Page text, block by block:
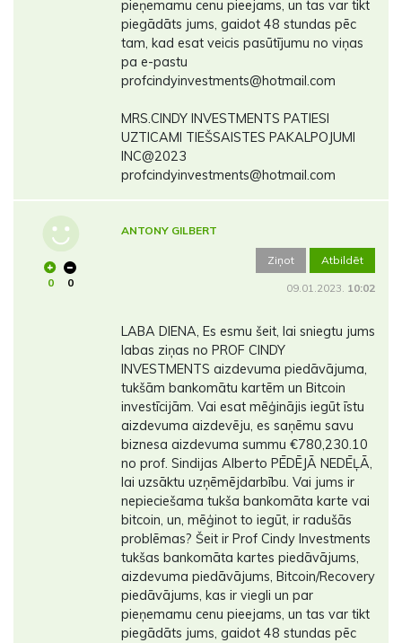
pieņemamu cenu pieejams, un tas var tikt
piegādāts jums, gaidot 48 stundas pēc
tam, kad esat veicis pasūtījumu no viņas
pa e-pastu
profcindyinvestments@hotmail.com
MRS.CINDY INVESTMENTS PATIESI
UZTICAMI TIEŠSAISTES PAKALPOJUMI
INC@2023
profcindyinvestments@hotmail.com
0 0
ANTONY GILBERT
Ziņot Atbildēt
09.01.2023. 10:02
LABA DIENA, Es esmu šeit, lai sniegtu jums
labas ziņas no PROF CINDY
INVESTMENTS aizdevuma piedāvājuma,
tukšām bankomātu kartēm un Bitcoin
investīcijām. Vai esat mēģinājis iegūt īstu
aizdevuma aizdevēju, es saņēmu savu
biznesa aizdevuma summu €780,230.10
no prof. Sindijas Alberto PĒDĒJĀ NEDĒĻĀ,
lai uzsāktu uzņēmējdarbību. Vai jums ir
nepieciešama tukša bankomāta karte vai
bitcoin, un, mēģinot to iegūt, ir radušās
problēmas? Šeit ir Prof Cindy Investments
tukšas bankomāta kartes piedāvājums,
aizdevuma piedāvājums, Bitcoin/Recovery
piedāvājums, kas ir viegli un par
pieņemamu cenu pieejams, un tas var tikt
piegādāts jums, gaidot 48 stundas pēc